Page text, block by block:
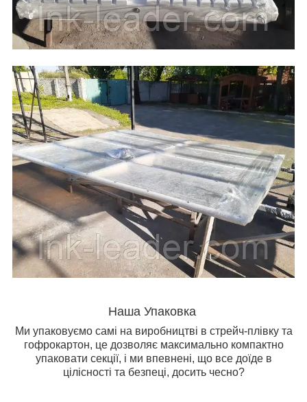
Наша Упаковка
Ми упаковуємо самі на виробництві в стрейч-плівку та
гофрокартон, це дозволяє максимально компактно
упаковати секції, і ми впевнені, що все доїде в
цілісності та безпеці, досить чесно?